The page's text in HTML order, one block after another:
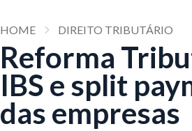
HOME DIREITO TRIBUTÁRIO
Reforma
IBS e split
das empresas